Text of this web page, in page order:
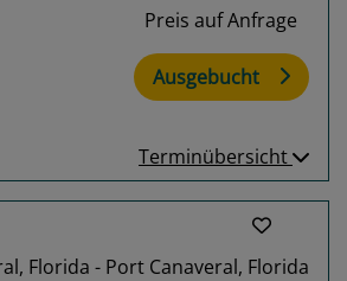
Preis auf Anfrage
Ausgebucht
Terminübersicht
Florida - Port Canaveral, Florida